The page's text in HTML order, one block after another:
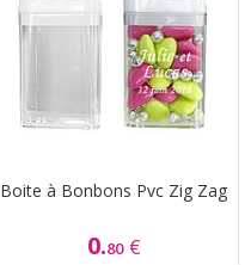
Boite à Bonbons Pvc Zig Zag
0.80 €